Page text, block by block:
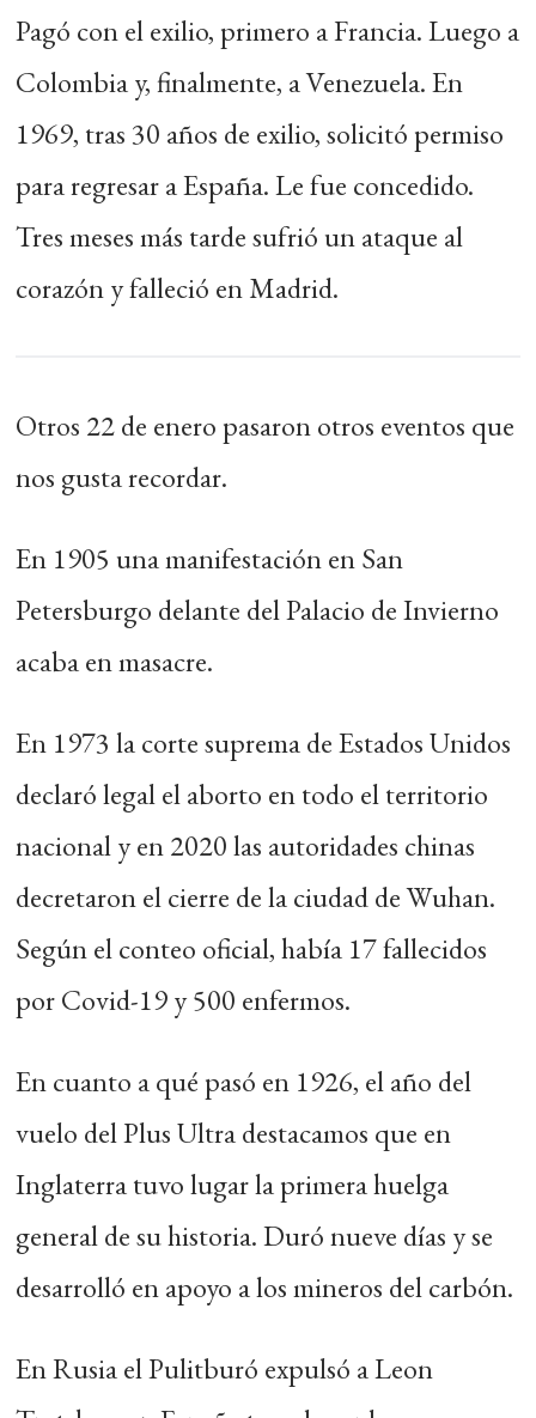
Pagó con el exilio, primero a Francia. Luego a
Colombia y, finalmente, a Venezuela. En
1969, tras 30 años de exilio, solicitó permiso
para regresar a España. Le fue concedido.
Tres meses más tarde sufrió un ataque al
corazón y falleció en Madrid.
Otros 22 de enero pasaron otros eventos que
nos gusta recordar.
En 1905 una manifestación en San
Petersburgo delante del Palacio de Invierno
acaba en masacre.
En 1973 la corte suprema de Estados Unidos
declaró legal el aborto en todo el territorio
nacional y en 2020 las autoridades chinas
decretaron el cierre de la ciudad de Wuhan.
Según el conteo oficial, había 17 fallecidos
por Covid-19 y 500 enfermos.
En cuanto a qué pasó en 1926, el año del
vuelo del Plus Ultra destacamos que en
Inglaterra tuvo lugar la primera huelga
general de su historia. Duró nueve días y se
desarrolló en apoyo a los mineros del carbón.
En Rusia el Pulitburó expulsó a Leon